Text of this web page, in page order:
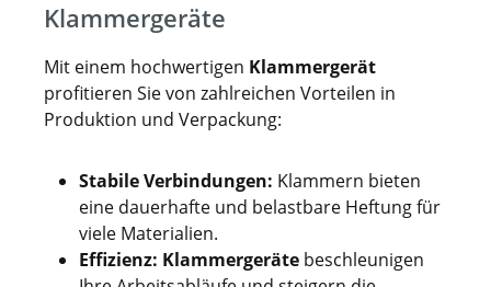
Klammergeräte
Mit einem hochwertigen Klammergerät
profitieren Sie von zahlreichen Vorteilen in
Produktion und Verpackung:
Stabile Verbindungen: Klammern bieten
eine dauerhafte und belastbare Heftung für
viele Materialien.
Effizienz: Klammergeräte beschleunigen